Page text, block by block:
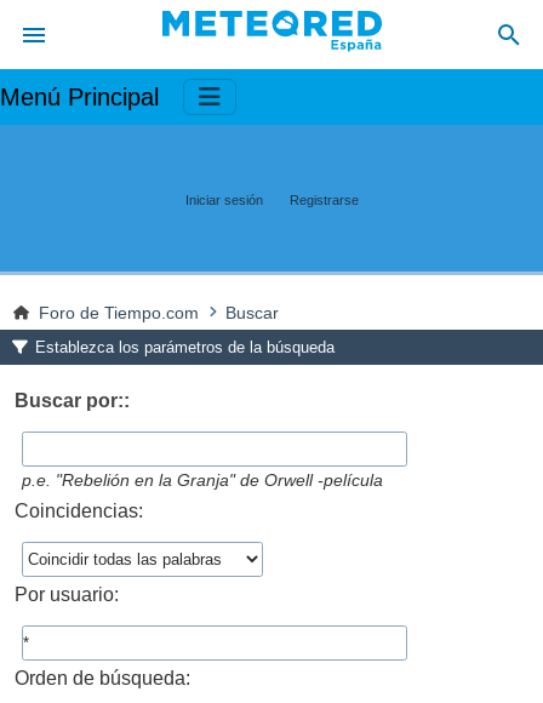
Menú Principal
Iniciar sesión Registrarse
Foro de Tiempo.com Buscar
Establezca los parámetros de la búsqueda
Buscar por::
p.e. "Rebelión en la Granja" de Orwell -película
Coincidencias:
Por usuario:
Orden de búsqueda: